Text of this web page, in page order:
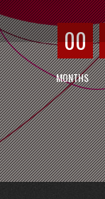
00
MONTHS